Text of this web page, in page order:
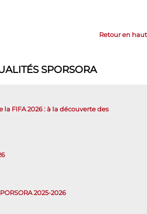
Retour en haut
SPORSORA
FIFA 2026 : à la découverte des
2025-2026